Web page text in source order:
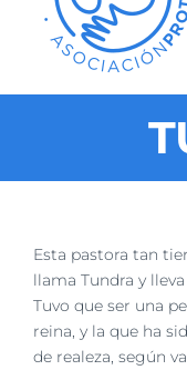
Ver
imagen
más
grande
Esta pastora tan
llama Tundra y
Tuvo que ser una
reina, y la que ha
de realeza, según